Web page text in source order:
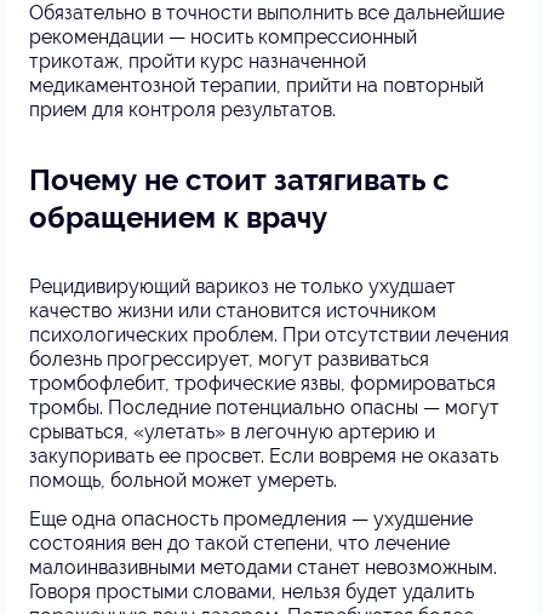
Обязательно в точности выполнить все дальнейшие
рекомендации — носить компрессионный
трикотаж, пройти курс назначенной
медикаментозной терапии, прийти на повторный
прием для контроля результатов.
Почему не стоит затягивать с
обращением к врачу
Рецидивирующий варикоз не только ухудшает
качество жизни или становится источником
психологических проблем. При отсутствии лечения
болезнь прогрессирует, могут развиваться
тромбофлебит, трофические язвы, формироваться
тромбы. Последние потенциально опасны — могут
срываться, «улетать» в легочную артерию и
закупоривать ее просвет. Если вовремя не оказать
помощь, больной может умереть.
Еще одна опасность промедления — ухудшение
состояния вен до такой степени, что лечение
малоинвазивными методами станет невозможным.
Говоря простыми словами, нельзя будет удалить